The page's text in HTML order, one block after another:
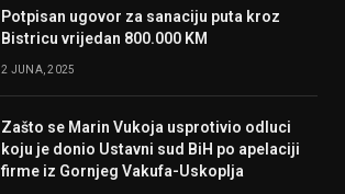
Potpisan ugovor za sanaciju puta kroz
Bistricu vrijedan 800.000 KM
2 JUNA, 2025
Zašto se Marin Vukoja usprotivio odluci
koju je donio Ustavni sud BiH po apelaciji
firme iz Gornjeg Vakufa-Uskoplja